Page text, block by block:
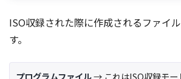
ISO収録された際に作成されるファイ
す。
プログラムファイル→ これはISO収録モー